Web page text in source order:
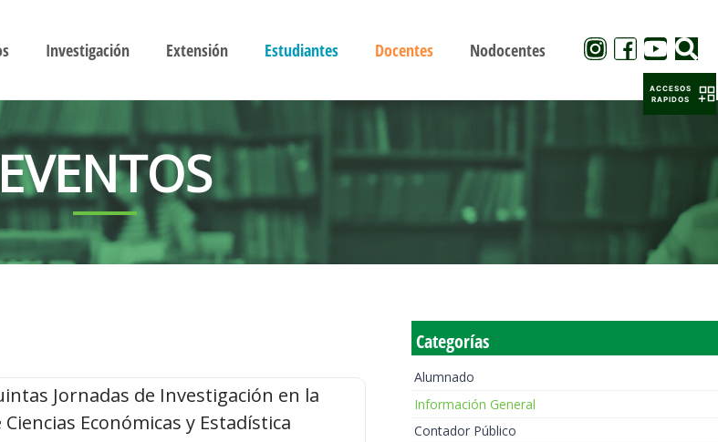
Investigación Extensión Estudiantes Docentes Nodocentes
EVENTOS
Jornadas de Investigación en la
Ciencias Económicas y Estadística
Categorías
Alumnado
Información General
Contador Público
ACCESOS
RAPIDOS